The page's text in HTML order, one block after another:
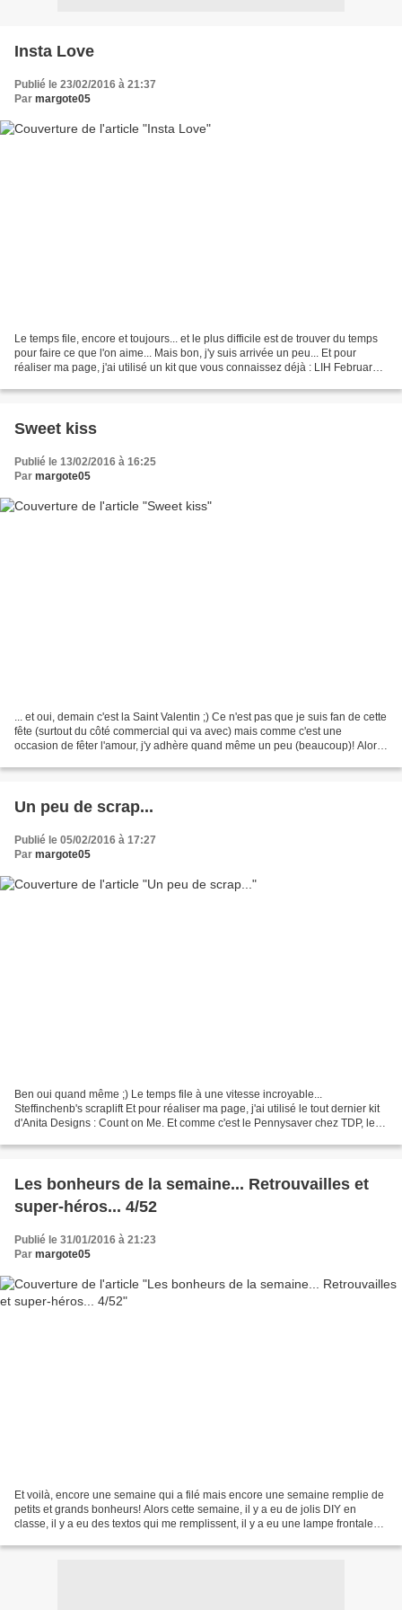
Insta Love
Publié le 23/02/2016 à 21:37
Par margote05
Le temps file, encore et toujours... et le plus difficile est de trouver du temps
pour faire ce que l'on aime... Mais bon, j'y suis arrivée un peu... Et pour
réaliser ma page, j'ai utilisé un kit que vous connaissez déjà : LIH February
Sweet kiss
Publié le 13/02/2016 à 16:25
Par margote05
... et oui, demain c'est la Saint Valentin ;) Ce n'est pas que je suis fan de cette
fête (surtout du côté commercial qui va avec) mais comme c'est une
occasion de fêter l'amour, j'y adhère quand même un peu (beaucoup)! Alors
Un peu de scrap...
Publié le 05/02/2016 à 17:27
Par margote05
Ben oui quand même ;) Le temps file à une vitesse incroyable...
Steffinchenb's scraplift Et pour réaliser ma page, j'ai utilisé le tout dernier kit
d'Anita Designs : Count on Me. Et comme c'est le Pennysaver chez TDP, les
Les bonheurs de la semaine... Retrouvailles et
super-héros... 4/52
Publié le 31/01/2016 à 21:23
Par margote05
Et voilà, encore une semaine qui a filé mais encore une semaine remplie de
petits et grands bonheurs! Alors cette semaine, il y a eu de jolis DIY en
classe, il y a eu des textos qui me remplissent, il y a eu une lampe frontale